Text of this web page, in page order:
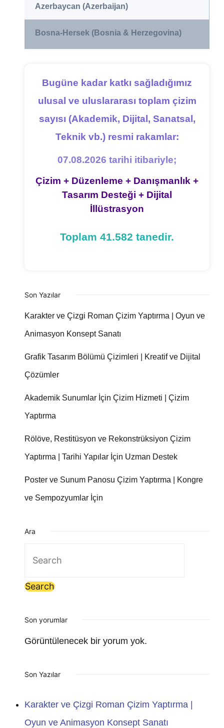
Azerbaycan (Azerbaijan)
Bosna-Hersek (Bosnia & Herzegovina)
Bugüne kadar katkı sağladığımız
ulusal ve uluslararası toplam çizim
sayısı (Akademik, Dijital, Sanatsal,
Teknik vb.) resmi rakamlar:
07.08.2026 tarihi itibariyle;
Çizim + Düzenleme + Danışmanlık +
Tasarım Desteği + Dijital
İllüstrasyon
Toplam 41.582 tanedir.
Son Yazılar
Karakter ve Çizgi Roman Çizim Yaptırma | Oyun ve
Animasyon Konsept Sanatı
Grafik Tasarım Bölümü Çizimleri | Kreatif ve Dijital
Çözümler
Akademik Sunumlar İçin Çizim Hizmeti | Çizim
Yaptırma
Rölöve, Restitüsyon ve Rekonstrüksiyon Çizim
Yaptırma | Tarihi Yapılar İçin Uzman Destek
Poster ve Sunum Panosu Çizim Yaptırma | Kongre
ve Sempozyumlar İçin
Ara
Son yorumlar
Görüntülenecek bir yorum yok.
Son Yazılar
Karakter ve Çizgi Roman Çizim Yaptırma |
Oyun ve Animasyon Konsept Sanatı